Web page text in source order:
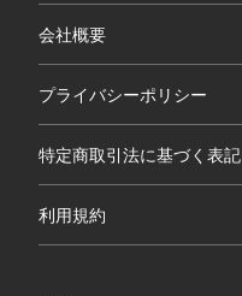
会社概要
プライバシーポリシー
特定商取引法に基づく表記
利用規約